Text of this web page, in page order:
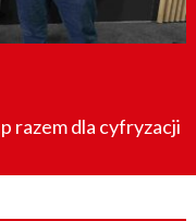
razem dla cyfryzacji